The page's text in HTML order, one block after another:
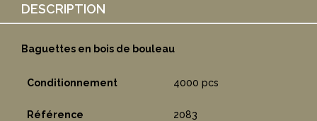
DESCRIPTION
Baguettes en bois de bouleau
Conditionnement 4000 pcs
Référence 2083